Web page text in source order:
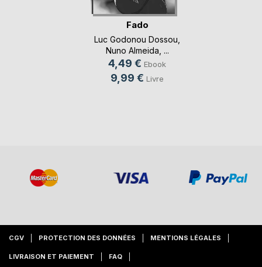
Fado
Luc Godonou Dossou
Nuno Almeida , ...
4,49 € Ebook
9,99 € Livre
CGV PROTECTION DES DONNÉES MENTIONS LÉGALES
LIVRAISON ET PAIEMENT FAQ